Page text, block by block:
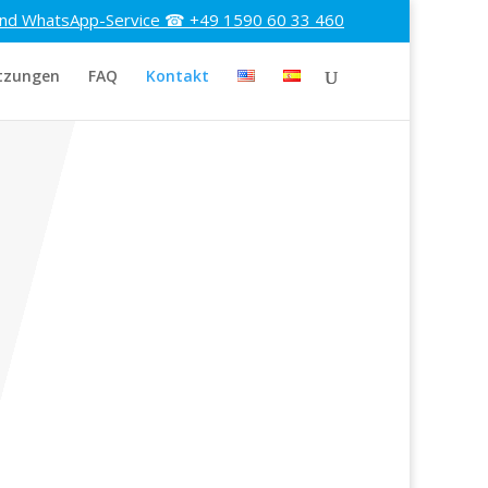
WhatsApp-Service ☎ +49 1590 60 33 460
FAQ Kontakt